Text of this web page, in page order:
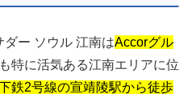
ー ソウル 江南はAccorグル
特に活気ある江南エリアに位
鉄2号線の宣靖陵駅から徒歩